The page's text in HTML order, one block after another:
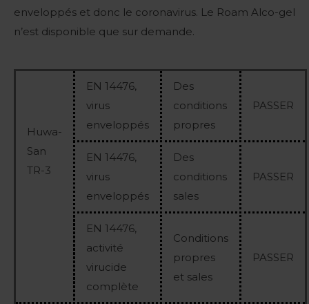
enveloppés et donc le coronavirus. Le Roam Alco-gel
n’est disponible que sur demande.
Huwa-
San
TR-3
EN 14476,
virus
enveloppés
Des
conditions
propres
PASSER
EN 14476,
virus
enveloppés
Des
conditions
sales
PASSER
EN 14476,
activité
virucide
complète
Conditions
propres
et sales
PASSER